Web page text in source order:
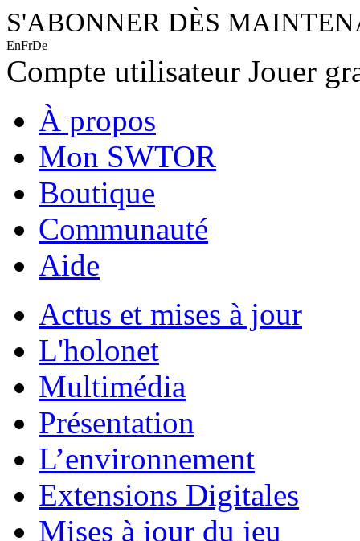
S'ABONNER DÈS
EnFrDe
Compte utilisateur Jouer
À propos
Mon SWTOR
Boutique
Communauté
Aide
Actus et mises à jour
L'holonet
Multimédia
Présentation
L’environnement
Extensions Digitales
Mises à jour du jeu